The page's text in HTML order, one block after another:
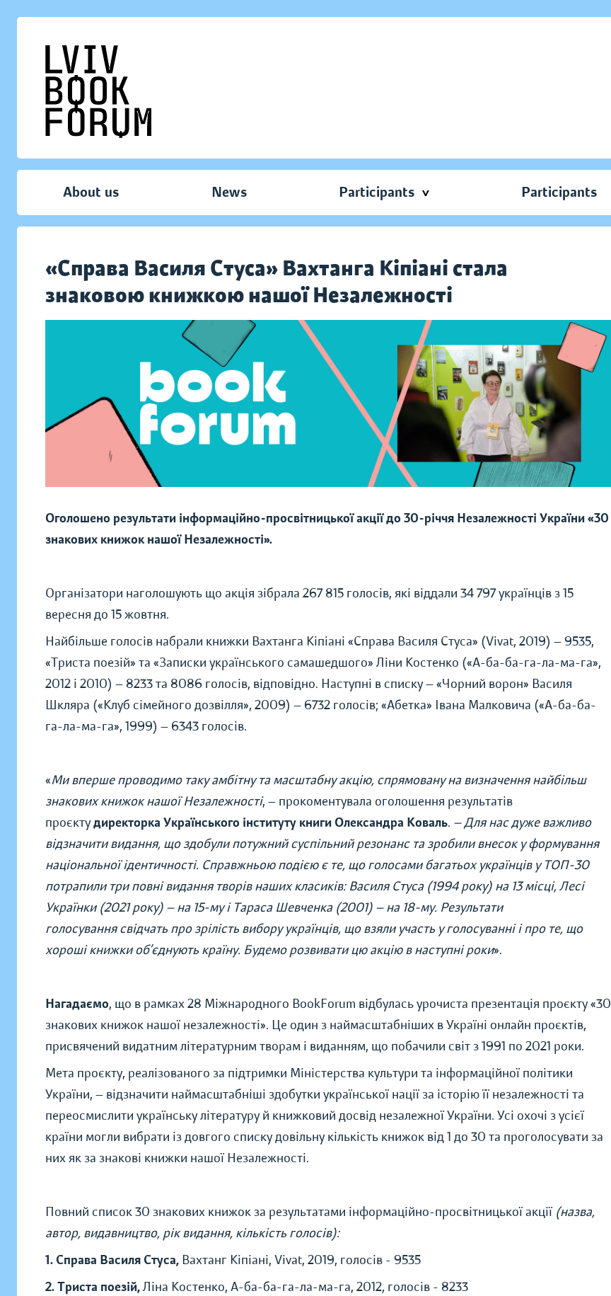
About us News Participants Participants
«Справа Василя Стуса» Вахтанга Кіпіані стала
знаковою книжкою нашої Незалежності
Оголошено результати інформаційно-просвітницької акції до 30-річчя Незалежності України «30
знакових книжок нашої Незалежності».
Організатори наголошують що акція зібрала 267 815 голосів, які віддали 34 797 українців з 15
вересня до 15 жовтня.
Найбільше голосів набрали книжки Вахтанга Кіпіані «Справа Василя Стуса» (Vivat, 2019) — 9535,
«Триста поезій» та «Записки українського самашедшого» Ліни Костенко («А-ба-ба-га-ла-ма-га»,
2012 і 2010) — 8233 та 8086 голосів, відповідно. Наступні в списку — «Чорний ворон» Василя
Шкляра («Клуб сімейного дозвілля», 2009) — 6732 голосів; «Абетка» Івана Малковича («А-ба-ба-
га-ла-ма-га», 1999) — 6343 голосів.
«Ми вперше проводимо таку амбітну та масштабну акцію, спрямовану на визначення найбільш
знакових книжок нашої Незалежності, — прокоментувала оголошення результатів
проєктудиректорка Українського інституту книги Олександра Коваль. — Для нас дуже важливо
відзначити видання, що здобули потужний суспільний резонанс та зробили внесок у формування
національної ідентичності. Справжньою подією є те, що голосами багатьох українців у ТОП-30
потрапили три повні видання творів наших класиків: Василя Стуса (1994 року) на 13 місці, Лесі
Українки (2021 року) — на 15-му і Тараса Шевченка (2001) — на 18-му. Результати
голосування свідчать про зрілість вибору українців, що взяли участь у голосуванні і про те, що
хороші книжки об’єднують країну. Будемо розвивати цю акцію в наступні роки».
Нагадаємо, що в рамках 28 Міжнародного BookForum відбулась урочиста презентація проєкту «30
знакових книжок нашої незалежності». Це один з наймасштабніших в Україні онлайн проєктів,
присвячений видатним літературним творам і виданням, що побачили світ з 1991 по 2021 роки.
Мета проєкту, реалізованого за підтримки Міністерства культури та інформаційної політики
України, — відзначити наймасштабніші здобутки української нації за історію її незалежності та
переосмислити українську літературу й книжковий досвід незалежної України. Усі охочі з усієї
країни могли вибрати із довгого списку довільну кількість книжок від 1 до 30 та проголосувати за
них як за знакові книжки нашої Незалежності.
Повний список 30 знакових книжок за результатами інформаційно-просвітницької акції (назва,
автор, видавництво, рік видання, кількість голосів):
1. Справа Василя Стуса, Вахтанг Кіпіані, Vivat, 2019, голосів - 9535
2. Триста поезій,Ліна Костенко, А-ба-ба-га-ла-ма-га, 2012, голосів - 8233